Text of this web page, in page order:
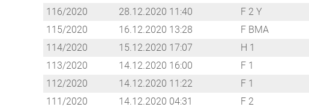
116/2020
28.12.2020 11:40 F 2 Y
115/2020
16.12.2020 13:28 F BMA
114/2020
15.12.2020 17:07 H 1
113/2020
14.12.2020 16:00 F 1
112/2020
14.12.2020 11:22 F 1
111/2020
14.12.2020 04:31 F 2